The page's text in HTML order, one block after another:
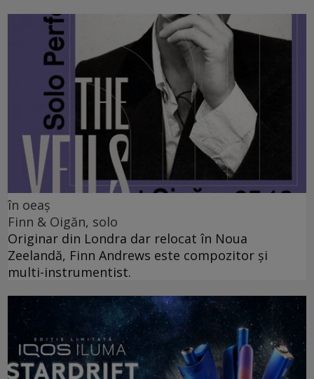
în oeaș
Finn & Oigăn, solo
Originar din Londra dar relocat în Noua
Zeelandă, Finn Andrews este compozitor și
multi-instrumentist.